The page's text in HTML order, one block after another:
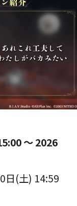
～ 2026
日(土) 14:59